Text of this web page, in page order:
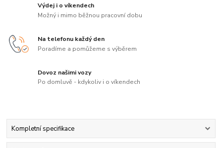
Výdej i o víkendech
Možný i mimo běžnou pracovní dobu
Na telefonu každý den
Poradíme a pomůžeme s výběrem
Dovoz našimi vozy
Po domluvě - kdykoliv i o víkendech
Kompletní specifikace